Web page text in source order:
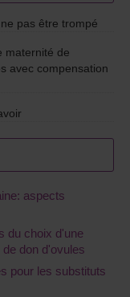
pas être trompé
maternité de
avec compensation
aspects
du choix d'une
don d'ovules
pour les substituts